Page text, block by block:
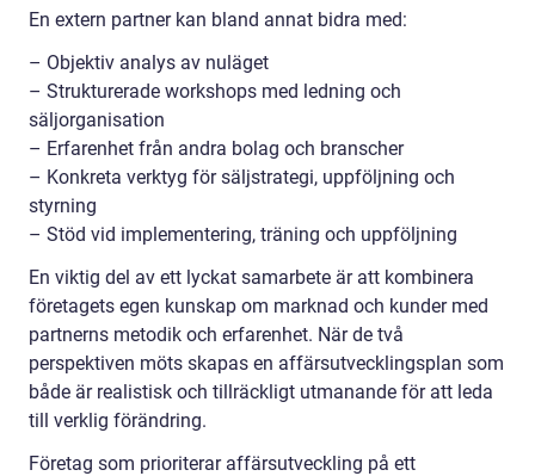
En extern partner kan bland annat bidra med:
– Objektiv analys av nuläget
– Strukturerade workshops med ledning och
säljorganisation
– Erfarenhet från andra bolag och branscher
– Konkreta verktyg för säljstrategi, uppföljning och
styrning
– Stöd vid implementering, träning och uppföljning
En viktig del av ett lyckat samarbete är att kombinera
företagets egen kunskap om marknad och kunder med
partnerns metodik och erfarenhet. När de två
perspektiven möts skapas en affärsutvecklingsplan som
både är realistisk och tillräckligt utmanande för att leda
till verklig förändring.
Företag som prioriterar affärsutveckling på ett